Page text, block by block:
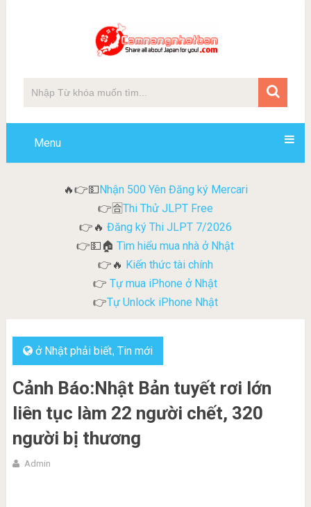
Menu
🔥👉💵Nhận 500 Yên Đăng ký Mercari
👉🈴Thi Thử JLPT Free
👉🔥 Đăng ký Thi JLPT 7/2026
👉💵🏠Tìm hiểu mua nhà ở Nhật
👉🔥 Kiến thức tài chính
👉 Tự mua iPhone ở Nhật
👉Tự Unlock iPhone Nhật
ở Nhật phải biết, Tin mới
Cảnh Báo:Nhật Bản tuyết rơi lớn
liên tục làm 22 người chết, 320
người bị thương
Admin